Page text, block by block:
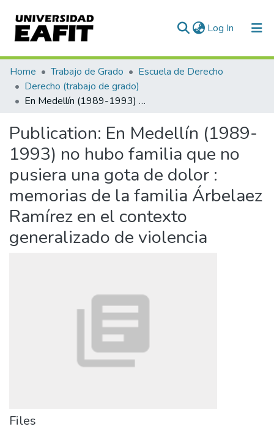
Log In (current)
Communities & Collections
All of DSpace
Home Trabajo de Grado
Escuela de Derecho
Derecho (trabajo de grado)
En Medellín (1989-1993) no hubo familia que no pusiera una gota de dolor : memorias de la familia Árbelaez Ramírez en el contexto generalizado de violencia
Publication: En Medellín (1989-
1993) no hubo familia que no
pusiera una gota de dolor :
memorias de la familia Árbelaez
Ramírez en el contexto
generalizado de violencia
Files